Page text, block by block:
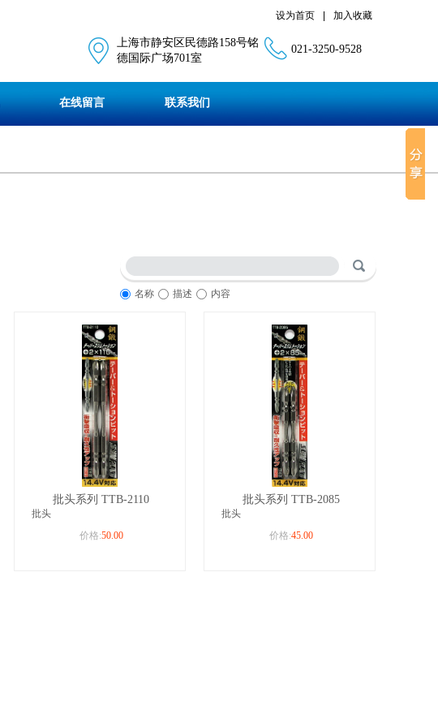
021-3250-9528
上海市静安区民德路158号铭
德国际广场701室
设为首页 加入收藏
在线留言 联系我们
名称 描述 内容
批头系列 TTB-2110
批头
价格:50.00
批头系列 TTB-2085
批头
价格:45.00